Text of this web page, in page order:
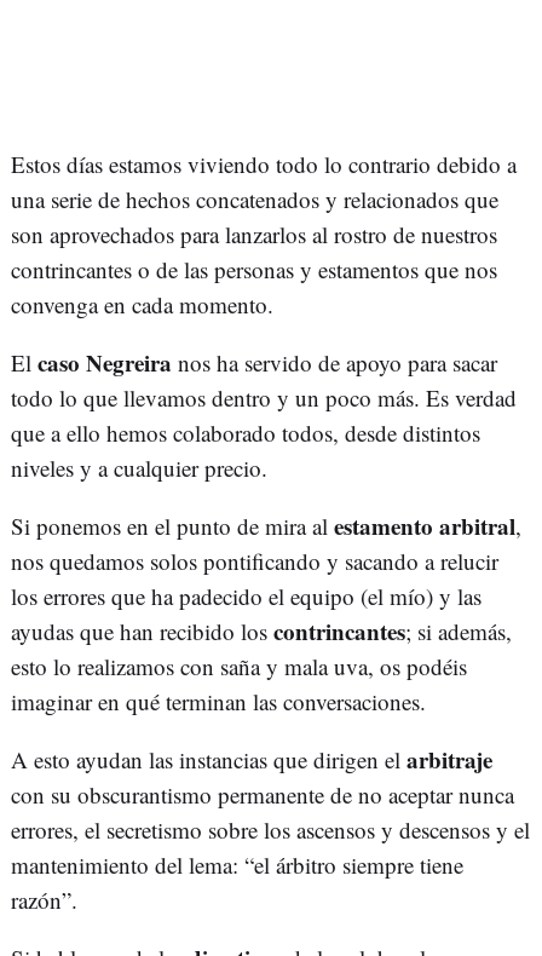
Estos días estamos viviendo todo lo contrario debido a
una serie de hechos concatenados y relacionados que
son aprovechados para lanzarlos al rostro de nuestros
contrincantes o de las personas y estamentos que nos
convenga en cada momento.
El caso Negreira nos ha servido de apoyo para sacar
todo lo que llevamos dentro y un poco más. Es verdad
que a ello hemos colaborado todos, desde distintos
niveles y a cualquier precio.
Si ponemos en el punto de mira al estamento arbitral,
nos quedamos solos pontificando y sacando a relucir
los errores que ha padecido el equipo (el mío) y las
ayudas que han recibido los contrincantes; si además,
esto lo realizamos con saña y mala uva, os podéis
imaginar en qué terminan las conversaciones.
A esto ayudan las instancias que dirigen el arbitraje
con su obscurantismo permanente de no aceptar nunca
errores, el secretismo sobre los ascensos y descensos y el
mantenimiento del lema: “el árbitro siempre tiene
razón”.